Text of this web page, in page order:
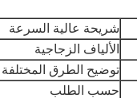
شريحة عالية السرعة
الألياف الزجاجية
توضيح الطرق المختلفة
حسب الطلب